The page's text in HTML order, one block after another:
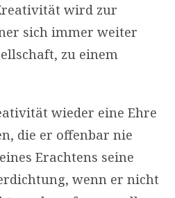
wird zur
sich immer weiter
zu einem
wieder eine Ehre
die er offenbar nie
Erachtens seine
wenn er nicht